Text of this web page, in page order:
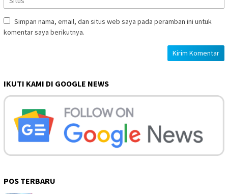
Simpan nama, email, dan situs web saya pada peramban ini untuk
komentar saya berikutnya.
IKUTI KAMI DI GOOGLE NEWS
POS TERBARU